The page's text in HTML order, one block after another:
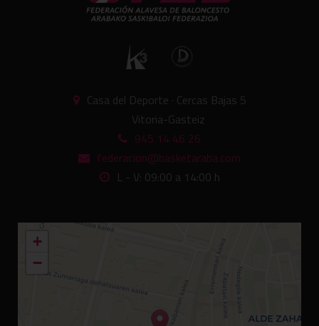
Casa del Deporte · Cercas Bajas 5
Vitoria-Gasteiz
945 14 46 26
federacion@basketaraba.com
L - V: 09:00 a 14:00 h
+
−